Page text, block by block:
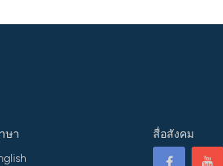
ษา สื่อสังคม